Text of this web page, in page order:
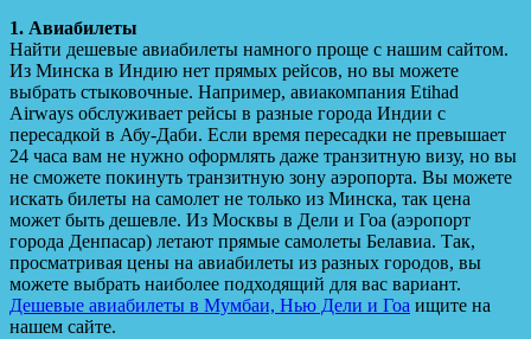
1. Авиабилеты
Найти дешевые авиабилеты намного проще с нашим сайтом.
Из Минска в Индию нет прямых рейсов, но вы можете
выбрать стыковочные. Например, авиакомпания Etihad
Airways обслуживает рейсы в разные города Индии с
пересадкой в Абу-Даби. Если время пересадки не превышает
24 часа вам не нужно оформлять даже транзитную визу, но вы
не сможете покинуть транзитную зону аэропорта. Вы можете
искать билеты на самолет не только из Минска, так цена
может быть дешевле. Из Москвы в Дели и Гоа (аэропорт
города Денпасар) летают прямые самолеты Белавиа. Так,
просматривая цены на авиабилеты из разных городов, вы
можете выбрать наиболее подходящий для вас вариант.
Дешевые авиабилеты в Мумбаи, Нью Дели и Гоа ищите на
нашем сайте.